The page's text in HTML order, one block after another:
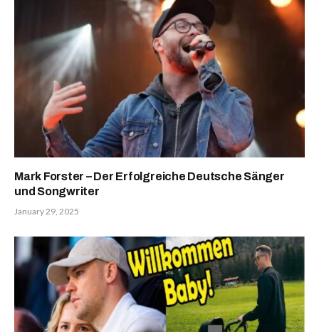
Mark Forster – Der Erfolgreiche Deutsche Sänger
und Songwriter
January 29, 2025